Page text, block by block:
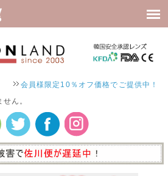
会員様限定10％オフ価格でご提供中！
ん。